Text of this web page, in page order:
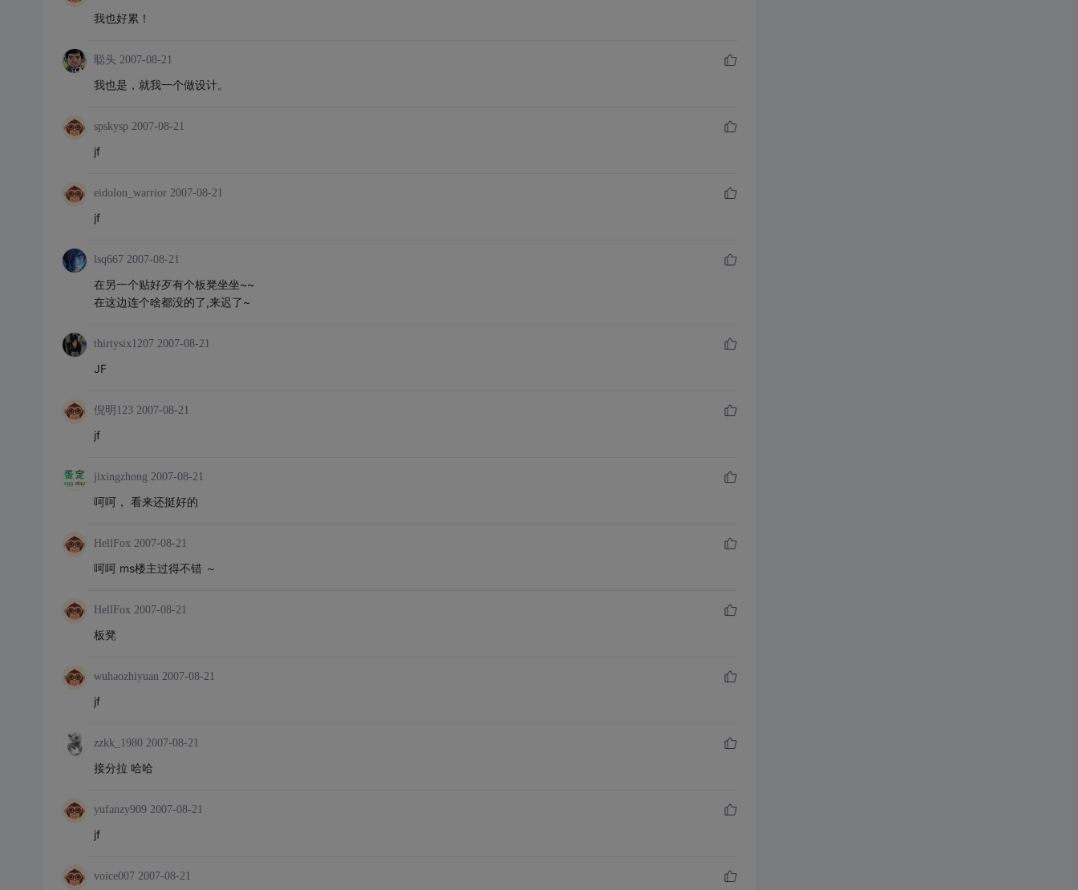
我也好累！
聪头 2007-08-21
我也是，就我一个做设计。
spskysp 2007-08-21
jf
eidolon_warrior 2007-08-21
jf
lsq667 2007-08-21
在另一个贴好歹有个板凳坐坐~~
在这边连个啥都没的了,来迟了~
thirtysix1207 2007-08-21
JF
倪明123 2007-08-21
jf
jixingzhong 2007-08-21
呵呵， 看来还挺好的
HellFox 2007-08-21
呵呵 ms楼主过得不错 ～
HellFox 2007-08-21
板凳
wuhaozhiyuan 2007-08-21
jf
zzkk_1980 2007-08-21
接分拉 哈哈
yufanzy909 2007-08-21
jf
voice007 2007-08-21